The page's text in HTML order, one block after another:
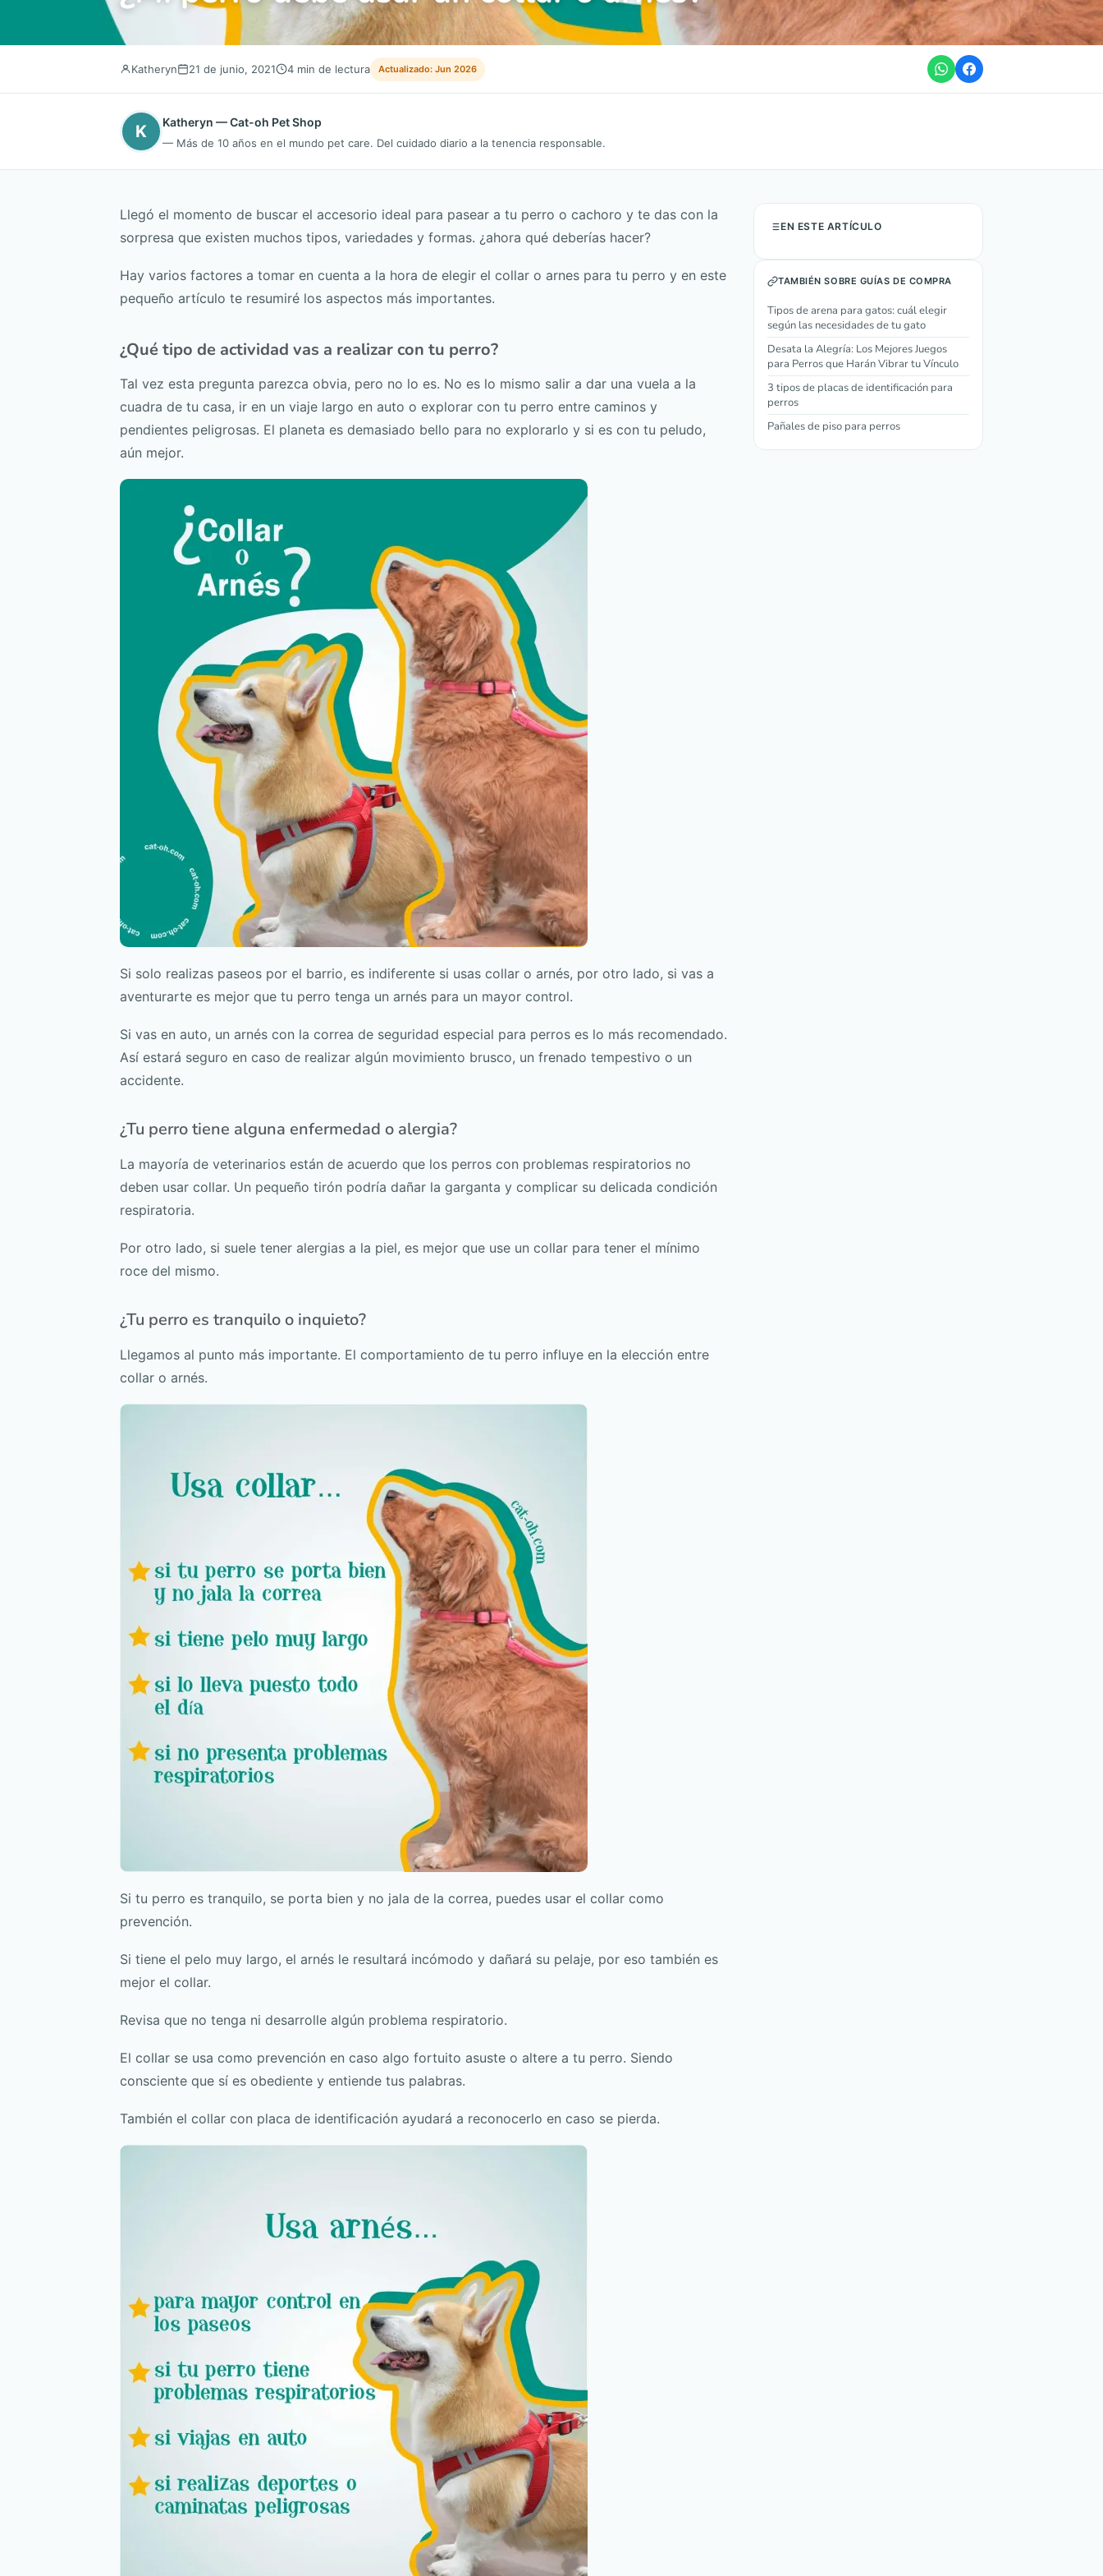
Katheryn 21 de junio, 2021 4 min de lectura Actualizado: Jun 2026
K Katheryn — Cat-oh Pet Shop
— Más de 10 años en el mundo pet care. Del cuidado diario a la tenencia responsable.
Llegó el momento de buscar el accesorio ideal para pasear a tu perro o cachoro y te das con la
sorpresa que existen muchos tipos, variedades y formas. ¿ahora qué deberías hacer?
Hay varios factores a tomar en cuenta a la hora de elegir el collar o arnes para tu perro y en este
pequeño artículo te resumiré los aspectos más importantes.
¿Qué tipo de actividad vas a realizar con tu perro?
Tal vez esta pregunta parezca obvia, pero no lo es. No es lo mismo salir a dar una vuela a la
cuadra de tu casa, ir en un viaje largo en auto o explorar con tu perro entre caminos y
pendientes peligrosas. El planeta es demasiado bello para no explorarlo y si es con tu peludo,
aún mejor.
Si solo realizas paseos por el barrio, es indiferente si usas collar o arnés, por otro lado, si vas a
aventurarte es mejor que tu perro tenga un arnés para un mayor control.
Si vas en auto, un arnés con la correa de seguridad especial para perros es lo más recomendado.
Así estará seguro en caso de realizar algún movimiento brusco, un frenado tempestivo o un
accidente.
¿Tu perro tiene alguna enfermedad o alergia?
La mayoría de veterinarios están de acuerdo que los perros con problemas respiratorios no
deben usar collar. Un pequeño tirón podría dañar la garganta y complicar su delicada condición
respiratoria.
Por otro lado, si suele tener alergias a la piel, es mejor que use un collar para tener el mínimo
roce del mismo.
¿Tu perro es tranquilo o inquieto?
Llegamos al punto más importante. El comportamiento de tu perro influye en la elección entre
collar o arnés.
Si tu perro es tranquilo, se porta bien y no jala de la correa, puedes usar el collar como
prevención.
Si tiene el pelo muy largo, el arnés le resultará incómodo y dañará su pelaje, por eso también es
mejor el collar.
Revisa que no tenga ni desarrolle algún problema respiratorio.
El collar se usa como prevención en caso algo fortuito asuste o altere a tu perro. Siendo
consciente que sí es obediente y entiende tus palabras.
También el collar con placa de identificación ayudará a reconocerlo en caso se pierda.
EN ESTE ARTÍCULO
TAMBIÉN SOBRE GUÍAS DE COMPRA
Tipos de arena para gatos: cuál elegir
según las necesidades de tu gato
Desata la Alegría: Los Mejores Juegos
para Perros que Harán Vibrar tu Vínculo
3 tipos de placas de identificación para
perros
Pañales de piso para perros